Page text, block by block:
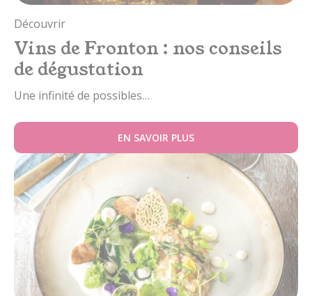
Découvrir
Vins de Fronton : nos conseils
de dégustation
Une infinité de possibles…
EN SAVOIR PLUS